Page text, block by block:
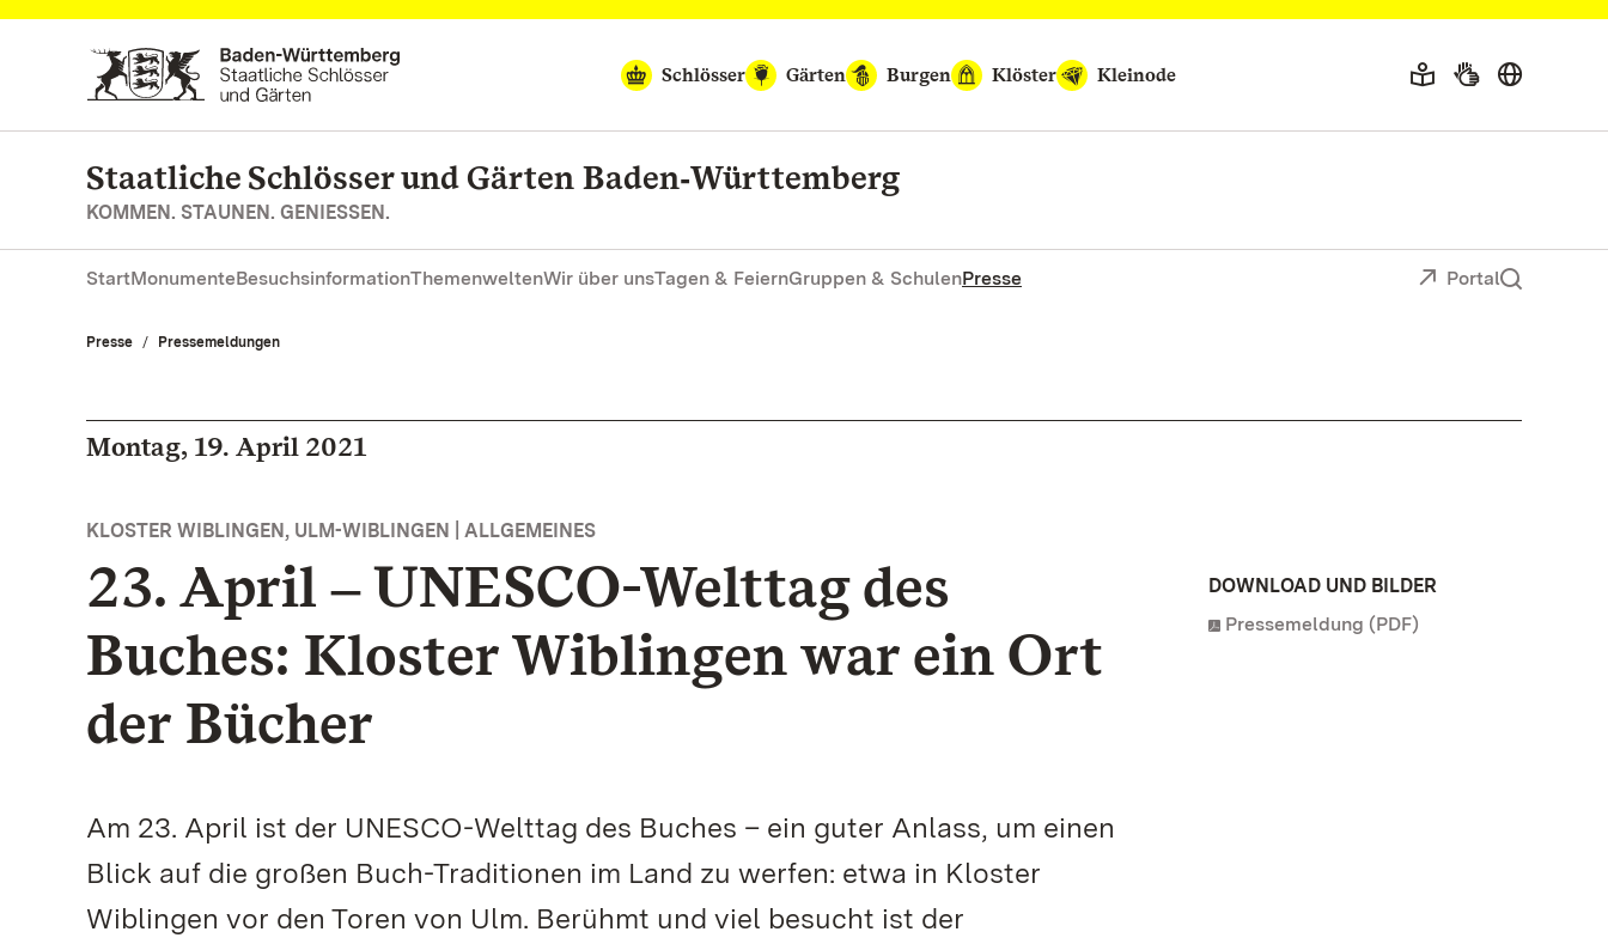
Zum Hauptinhalt springen
Schlösser
Gärten Burgen Klöster Kleinode
Staatliche Schlösser und Gärten Baden‑Württemberg
KOMMEN. STAUNEN. GENIESSEN.
StartMonumenteBesuchsinformationThemenweltenWir über unsTagen & FeiernGruppen & SchulenPresse Portal
Presse Pressemeldungen
Montag, 19. April 2021
KLOSTER WIBLINGEN, ULM-WIBLINGEN | ALLGEMEINES
23. April ‒ UNESCO-Welttag des
Buches: Kloster Wiblingen war ein Ort
der Bücher
Am 23. April ist der UNESCO-Welttag des Buches – ein guter Anlass, um einen
Blick auf die großen Buch-Traditionen im Land zu werfen: etwa in Kloster
Wiblingen vor den Toren von Ulm. Berühmt und viel besucht ist der
DOWNLOAD UND BILDER
Pressemeldung (PDF)